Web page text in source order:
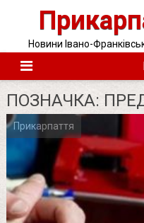
Новини Івано-
ПОЗНАЧКА:
Прикарпаття